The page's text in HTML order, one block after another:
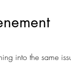
into the same